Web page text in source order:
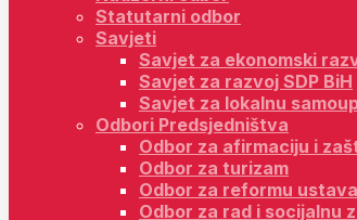
Statutarni odbor
Savjeti
Savjet za ekonomski
Savjet za razvoj SDP BiH
Savjet za lokalnu
Odbori Predsjedništva
Odbor za afirmaciju i
Odbor za turizam
Odbor za reformu
Odbor za rad i socijalnu